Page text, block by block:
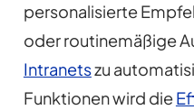
personalisierte
oder routinemäßige
Intranetszu
Funktionen wird die